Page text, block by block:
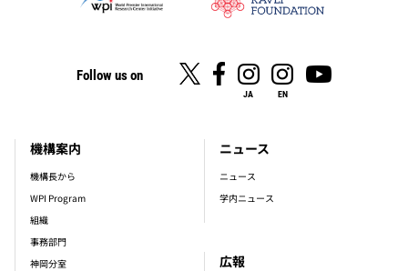
Follow us on
JA EN
footer_main_menu
機構案内
機構長から
WPI Program
組織
事務部門
神岡分室
ニュース
ニュース
学内ニュース
広報